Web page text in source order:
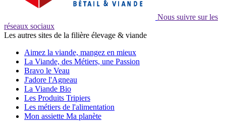
Nous suivre sur les
réseaux sociaux
Les autres sites de la filière élevage & viande
Aimez la viande, mangez en mieux
La Viande, des Métiers, une Passion
Bravo le Veau
J'adore l'Agneau
La Viande Bio
Les Produits Tripiers
Les métiers de l'alimentation
Mon assiette Ma planète